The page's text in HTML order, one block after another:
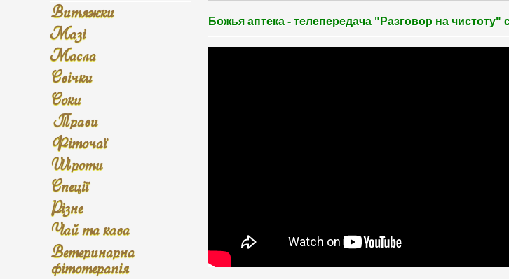
Божья аптека - телепередача "Разговор на
Витяжки
Мазі
Масла
Свічки
Соки
Трави
Фіточаї
Шроти
Спеції
Різне
Чай та кава
Ветеринарна
фітотерапія